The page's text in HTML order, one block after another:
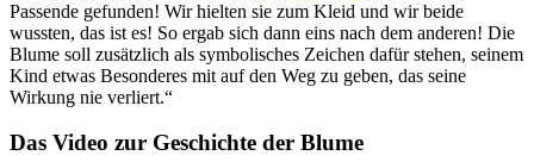
Passende gefunden! Wir hielten sie zum Kleid und wir beide
wussten, das ist es! So ergab sich dann eins nach dem anderen! Die
Blume soll zusätzlich als symbolisches Zeichen dafür stehen, seinem
Kind etwas Besonderes mit auf den Weg zu geben, das seine
Wirkung nie verliert.“
Das Video zur Geschichte der Blume